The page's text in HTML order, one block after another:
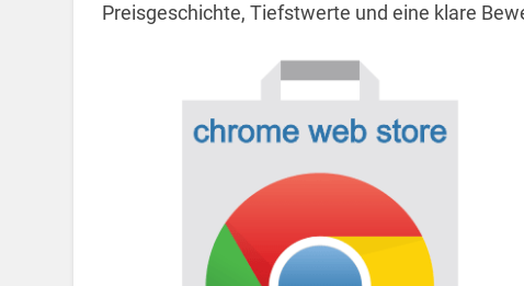
Preisgeschichte, Tiefstwerte und eine klare